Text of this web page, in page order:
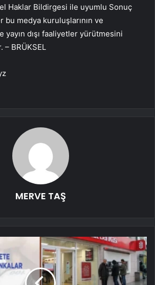
Haklar Bildirgesi ile uyumlu Sonuç
bu medya kuruluşlarının ve
yayın dışı faaliyetler yürütmesini
BRÜKSEL
MERVE TAŞ